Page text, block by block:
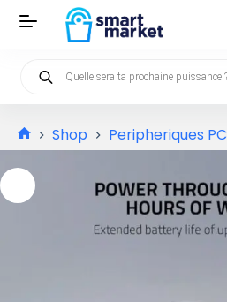
Shop Peripheriques PC